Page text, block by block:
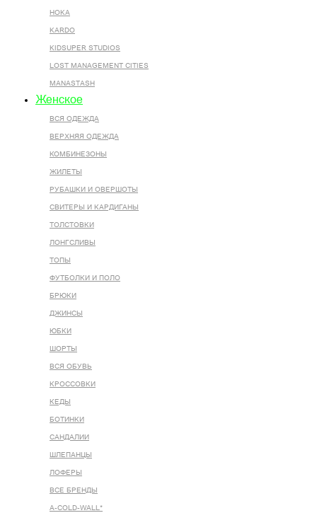
HOKA
KARDO
KIDSUPER STUDIOS
LOST MANAGEMENT CITIES
MANASTASH
Женское
ВСЯ ОДЕЖДА
ВЕРХНЯЯ ОДЕЖДА
КОМБИНЕЗОНЫ
ЖИЛЕТЫ
РУБАШКИ И ОВЕРШОТЫ
СВИТЕРЫ И КАРДИГАНЫ
ТОЛСТОВКИ
ЛОНГСЛИВЫ
ТОПЫ
ФУТБОЛКИ И ПОЛО
БРЮКИ
ДЖИНСЫ
ЮБКИ
ШОРТЫ
ВСЯ ОБУВЬ
КРОССОВКИ
КЕДЫ
БОТИНКИ
САНДАЛИИ
ШЛЕПАНЦЫ
ЛОФЕРЫ
ВСЕ БРЕНДЫ
A-COLD-WALL*